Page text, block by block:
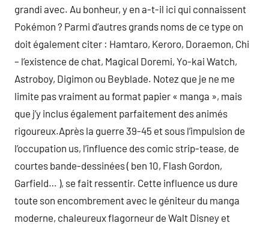
grandi avec. Au bonheur, y en a-t-il ici qui connaissent
Pokémon ? Parmi d’autres grands noms de ce type on
doit également citer : Hamtaro, Keroro, Doraemon, Chi
– l’existence de chat, Magical Doremi, Yo-kai Watch,
Astroboy, Digimon ou Beyblade. Notez que je ne me
limite pas vraiment au format papier « manga », mais
que j’y inclus également parfaitement des animés
rigoureux.Après la guerre 39-45 et sous l’impulsion de
l’occupation us, l’influence des comic strip-tease, de
courtes bande-dessinées ( ben 10, Flash Gordon,
Garfield… ), se fait ressentir. Cette influence us dure
toute son encombrement avec le géniteur du manga
moderne, chaleureux flagorneur de Walt Disney et